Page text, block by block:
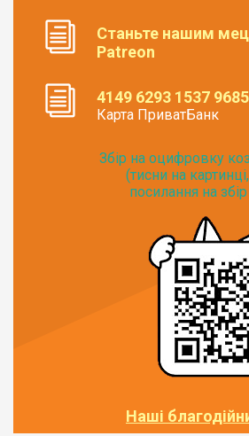
Станьте нашим
Patreon
4149 6293 1537 9685
Карта ПриватБанк
Збір на оцифровку
(тисни на
посилання на
Наші